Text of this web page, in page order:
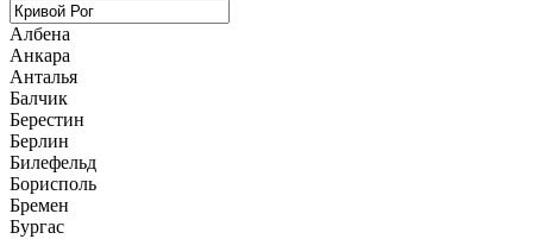
Албена
Анкара
Анталья
Балчик
Берестин
Берлин
Билефельд
Борисполь
Бремен
Бургас